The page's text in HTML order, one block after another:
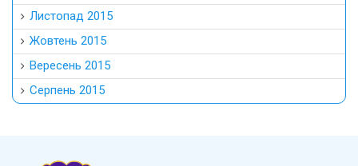
Листопад 2015
Жовтень 2015
Вересень 2015
Серпень 2015